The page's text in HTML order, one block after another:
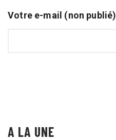
Votre e-mail (non publié)
A LA UNE